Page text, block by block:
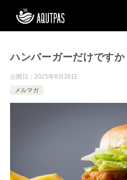
ハンバーガーだけですか
公開日： 2025年8月26日
メルマガ